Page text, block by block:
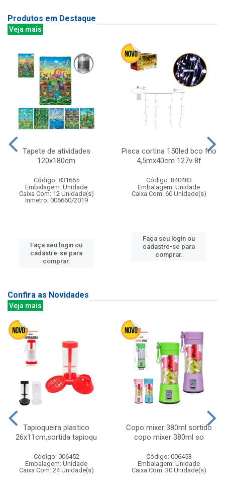
Produtos em Destaque
Veja mais
Tapete de atividades
120x180cm
Código: 831665
Embalagem: Unidade
Caixa Com: 12 Unidade(s)
Inmetro: 006660/2019
Faça seu login ou
cadastre-se para
comprar.
Pisca cortina 150led bco frio
4,5mx40cm 127v 8f
Código: 840483
Embalagem: Unidade
Caixa Com: 60 Unidade(s)
Faça seu login ou
cadastre-se para
comprar.
Confira as Novidades
Veja mais
Tapioqueira plastico
26x11cm,sortida tapioqu
Código: 006452
Embalagem: Unidade
Caixa Com: 24 Unidade(s)
Copo mixer 380ml sortido
copo mixer 380ml so
Código: 006453
Embalagem: Unidade
Caixa Com: 30 Unidade(s)